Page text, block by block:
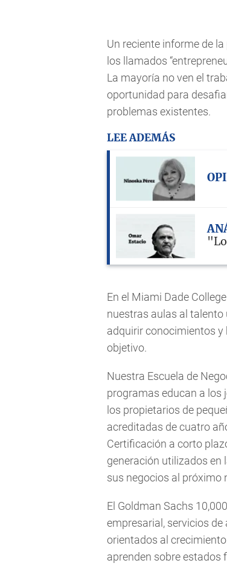
Un reciente informe de
los llamados
La mayoría no ven el
oportunidad para
problemas existentes.
LEE ADEMÁS
En el Miami Dade
nuestras aulas al talento
adquirir conocimientos y
objetivo.
Nuestra Escuela de
programas educan a los
los propietarios de
acreditadas de cuatro
Certificación a corto
generación utilizados en
sus negocios al próximo
El Goldman Sachs
empresarial, servicios
orientados al
aprenden sobre estados